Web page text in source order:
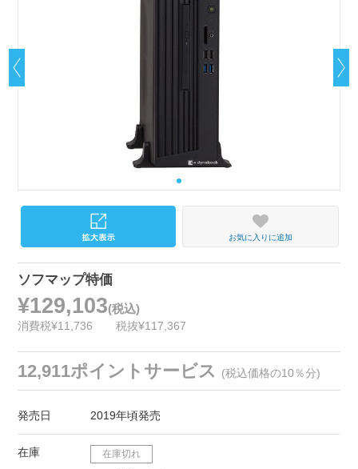
お気に入りに追加
ソフマップ特価
¥129,103(税込)
消費税¥11,736 税抜¥117,367
12,911ポイントサービス (税込価格の10％分)
発売日 2019年頃発売
在庫 在庫切れ